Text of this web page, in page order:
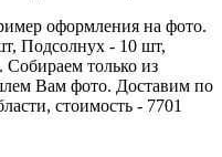
оформления на фото.
Подсолнух - 10 шт,
Собираем только из
Вам фото. Доставим по
стоимость - 7701